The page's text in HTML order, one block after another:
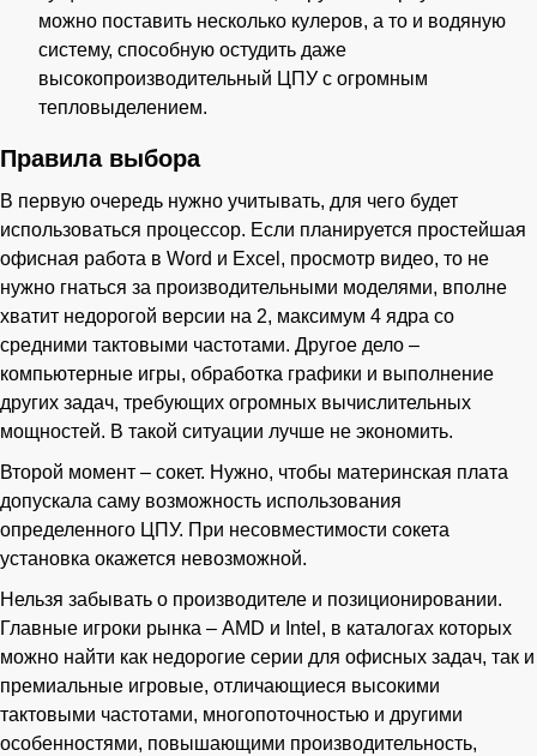
можно поставить несколько кулеров, а то и водяную
систему, способную остудить даже
высокопроизводительный ЦПУ с огромным
тепловыделением.
Правила выбора
В первую очередь нужно учитывать, для чего будет
использоваться процессор. Если планируется простейшая
офисная работа в Word и Excel, просмотр видео, то не
нужно гнаться за производительными моделями, вполне
хватит недорогой версии на 2, максимум 4 ядра со
средними тактовыми частотами. Другое дело –
компьютерные игры, обработка графики и выполнение
других задач, требующих огромных вычислительных
мощностей. В такой ситуации лучше не экономить.
Второй момент – сокет. Нужно, чтобы материнская плата
допускала саму возможность использования
определенного ЦПУ. При несовместимости сокета
установка окажется невозможной.
Нельзя забывать о производителе и позиционировании.
Главные игроки рынка – AMD и Intel, в каталогах которых
можно найти как недорогие серии для офисных задач, так и
премиальные игровые, отличающиеся высокими
тактовыми частотами, многопоточностью и другими
особенностями, повышающими производительность,